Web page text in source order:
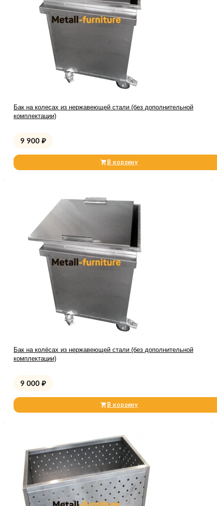
Бак на колесах из нержавеющей стали (без дополнительной
комплектации)
9 900 ₽
В корзину
Бак на колёсах из нержавеющей стали (без дополнительной
комплектации)
9 000 ₽
В корзину